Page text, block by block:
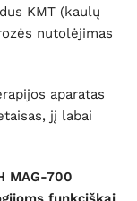
KMT (kaulų
nutolėjimas
aparatas
jį labai
MAG-700